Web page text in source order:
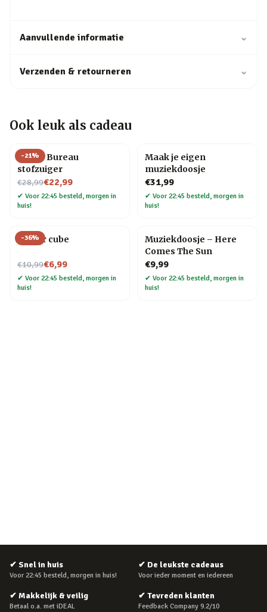
Aanvullende informatie ⌄
Verzenden & retourneren ⌄
Ook leuk als cadeau
-21%
Henry Bureau
stofzuiger
€28,99
Nu voor€22,99
✔ Voor 22:45 besteld, morgen in
huis!
Maak je eigen
muziekdoosje
€31,99
✔ Voor 22:45 besteld, morgen in
huis!
-36%
Finger cube
€10,99
Nu voor€6,99
✔ Voor 22:45 besteld, morgen in
huis!
Muziekdoosje – Here
Comes The Sun
€9,99
✔ Voor 22:45 besteld, morgen in
huis!
✔ Snel in huis
Voor 22:45 besteld, morgen in huis!
✔ De leukste cadeaus
Voor ieder moment en iedereen
✔ Makkelijk & veilig
Betaal o.a. met iDEAL
✔ Tevreden klanten
Feedback Company 9.2/10